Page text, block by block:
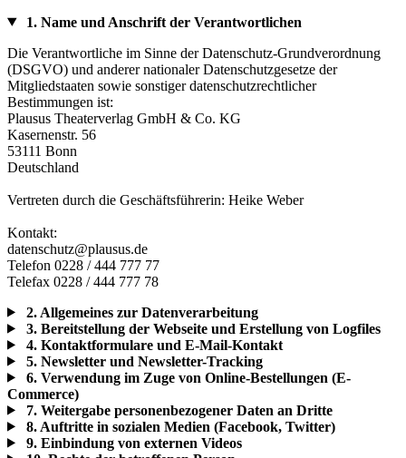
1. Name und Anschrift der Verantwortlichen
Die Verantwortliche im Sinne der Datenschutz-Grundverordnung
(DSGVO) und anderer nationaler Datenschutzgesetze der
Mitgliedstaaten sowie sonstiger datenschutzrechtlicher
Bestimmungen ist:
Plausus Theaterverlag GmbH & Co. KG
Kasernenstr. 56
53111 Bonn
Deutschland
Vertreten durch die Geschäftsführerin: Heike Weber
Kontakt:
datenschutz@plausus.de
Telefon 0228 / 444 777 77
Telefax 0228 / 444 777 78
2. Allgemeines zur Datenverarbeitung
3. Bereitstellung der Webseite und Erstellung von Logfiles
4. Kontaktformulare und E-Mail-Kontakt
5. Newsletter und Newsletter-Tracking
6. Verwendung im Zuge von Online-Bestellungen (E-
Commerce)
7. Weitergabe personenbezogener Daten an Dritte
8. Auftritte in sozialen Medien (Facebook, Twitter)
9. Einbindung von externen Videos